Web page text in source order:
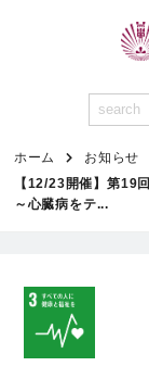
ホーム
お知らせ
【12/23開催】第19
～心臓病をテ...